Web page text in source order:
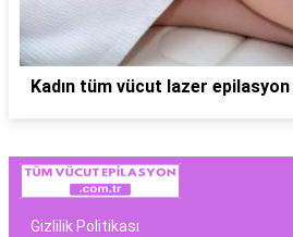
Kadın tüm vücut lazer
Gizlilik Politikası